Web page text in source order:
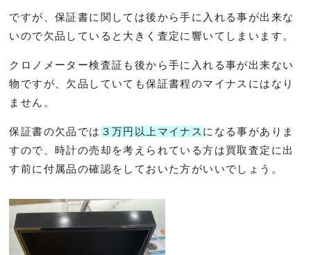
ですが、保証書に関しては後から手に入れる事が出来な
いので欠品していると大きく査定に響いてしまいます。
クロノメーター検査証も後から手に入れる事が出来ない
物ですが、欠品していても保証書程のマイナスにはなり
ません。
保証書の欠品では ３万円以上マイナス になる事がありま
すので、時計の売却を考えられている方は買取査定に出
す前に付属品の確認をしておいた方がいいでしょう。